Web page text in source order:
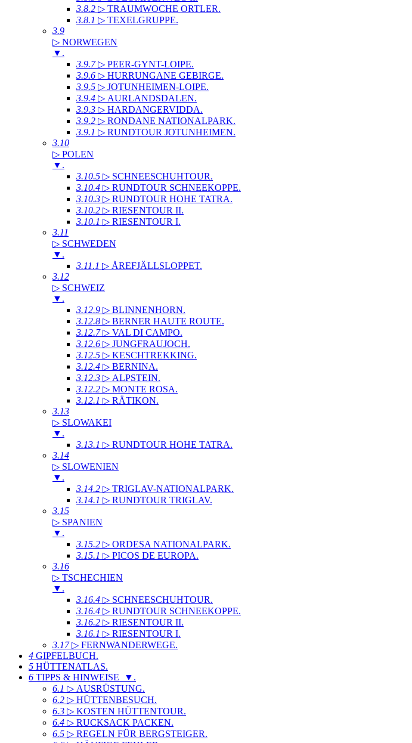
3.8.2 ▷ TRAUMWOCHE ORTLER.
3.8.1 ▷ TEXELGRUPPE.
3.9
▷ NORWEGEN
▼ .
3.9.7▷ PEER-GYNT-LOIPE.
3.9.6 ▷ HURRUNGANE GEBIRGE.
3.9.5 ▷ JOTUNHEIMEN-LOIPE.
3.9.4 ▷ AURLANDSDALEN.
3.9.3 ▷ HARDANGERVIDDA.
3.9.2 ▷ RONDANE NATIONALPARK.
3.9.1 ▷ RUNDTOUR JOTUNHEIMEN.
3.10
▷ POLEN
▼ .
3.10.5 ▷ SCHNEESCHUHTOUR.
3.10.4 ▷ RUNDTOUR SCHNEEKOPPE.
3.10.3 ▷ RUNDTOUR HOHE TATRA.
3.10.2 ▷ RIESENTOUR II.
3.10.1 ▷ RIESENTOUR I.
3.11
▷ SCHWEDEN
▼ .
3.11.1 ▷ ÅREFJÄLLSLOPPET.
3.12
▷ SCHWEIZ
▼ .
3.12.9 ▷ BLINNENHORN.
3.12.8 ▷ BERNER HAUTE ROUTE.
3.12.7▷ VAL DI CAMPO.
3.12.6 ▷ JUNGFRAUJOCH.
3.12.5 ▷ KESCHTREKKING.
3.12.4 ▷ BERNINA.
3.12.3 ▷ ALPSTEIN.
3.12.2 ▷ MONTE ROSA.
3.12.1 ▷ RÄTIKON.
3.13
▷ SLOWAKEI
▼ .
3.13.1 ▷ RUNDTOUR HOHE TATRA.
3.14
▷ SLOWENIEN
▼ .
3.14.2 ▷ TRIGLAV-NATIONALPARK.
3.14.1 ▷ RUNDTOUR TRIGLAV.
3.15
▷ SPANIEN
▼ .
3.15.2 ▷ ORDESA NATIONALPARK.
3.15.1 ▷ PICOS DE EUROPA.
3.16
▷ TSCHECHIEN
▼ .
3.16.4 ▷ SCHNEESCHUHTOUR.
3.16.4 ▷ RUNDTOUR SCHNEEKOPPE.
3.16.2 ▷ RIESENTOUR II.
3.16.1 ▷ RIESENTOUR I.
3.17▷ FERNWANDERWEGE.
4 GIPFELBUCH.
5 HÜTTENATLAS.
6 TIPPS & HINWEISE ▼ .
6.1 ▷ AUSRÜSTUNG.
6.2 ▷ HÜTTENBESUCH.
6.3 ▷ KOSTEN HÜTTENTOUR.
6.4 ▷ RUCKSACK PACKEN.
6.5 ▷ REGELN FÜR BERGSTEIGER.